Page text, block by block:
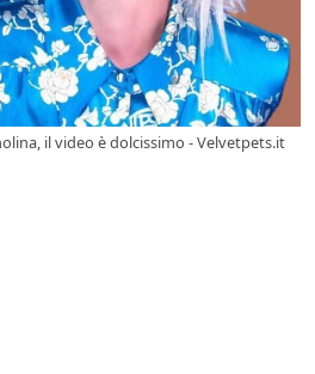
il video è dolcissimo - Velvetpets.it